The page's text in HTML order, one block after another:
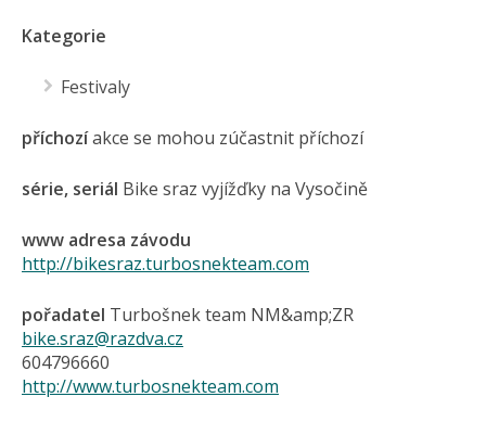
Kategorie
Festivaly
příchozíakce se mohou zúčastnit příchozí
série, seriál Bike sraz vyjížďky na Vysočině
www adresa závodu
http://bikesraz.turbosnekteam.com
pořadatel Turbošnek team NM&amp;ZR
bike.sraz@razdva.cz
604796660
http://www.turbosnekteam.com